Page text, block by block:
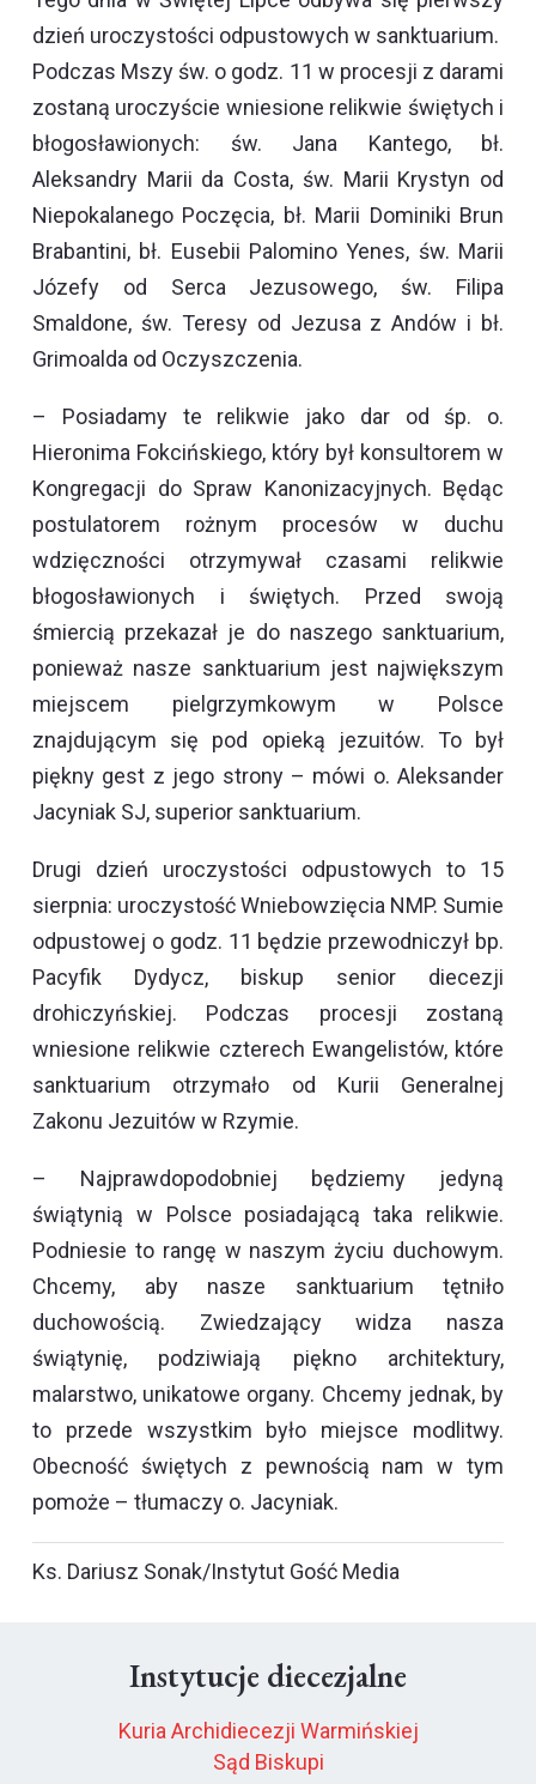
dzień uroczystości odpustowych w sanktuarium.
Podczas Mszy św. o godz. 11 w procesji z darami
zostaną uroczyście wniesione relikwie świętych i
błogosławionych: św. Jana Kantego, bł.
Aleksandry Marii da Costa, św. Marii Krystyn od
Niepokalanego Poczęcia, bł. Marii Dominiki Brun
Brabantini, bł. Eusebii Palomino Yenes, św. Marii
Józefy od Serca Jezusowego, św. Filipa
Smaldone, św. Teresy od Jezusa z Andów i bł.
Grimoalda od Oczyszczenia.
– Posiadamy te relikwie jako dar od śp. o.
Hieronima Fokcińskiego, który był konsultorem w
Kongregacji do Spraw Kanonizacyjnych. Będąc
postulatorem rożnym procesów w duchu
wdzięczności otrzymywał czasami relikwie
błogosławionych i świętych. Przed swoją
śmiercią przekazał je do naszego sanktuarium,
ponieważ nasze sanktuarium jest największym
miejscem pielgrzymkowym w Polsce
znajdującym się pod opieką jezuitów. To był
piękny gest z jego strony – mówi o. Aleksander
Jacyniak SJ, superior sanktuarium.
Drugi dzień uroczystości odpustowych to 15
sierpnia: uroczystość Wniebowzięcia NMP. Sumie
odpustowej o godz. 11 będzie przewodniczył bp.
Pacyfik Dydycz, biskup senior diecezji
drohiczyńskiej. Podczas procesji zostaną
wniesione relikwie czterech Ewangelistów, które
sanktuarium otrzymało od Kurii Generalnej
Zakonu Jezuitów w Rzymie.
– Najprawdopodobniej będziemy jedyną
świątynią w Polsce posiadającą taka relikwie.
Podniesie to rangę w naszym życiu duchowym.
Chcemy, aby nasze sanktuarium tętniło
duchowością. Zwiedzający widza nasza
świątynię, podziwiają piękno architektury,
malarstwo, unikatowe organy. Chcemy jednak, by
to przede wszystkim było miejsce modlitwy.
Obecność świętych z pewnością nam w tym
pomoże – tłumaczy o. Jacyniak.
Ks. Dariusz Sonak/Instytut Gość Media
Instytucje diecezjalne
Kuria Archidiecezji Warmińskiej
Sąd Biskupi